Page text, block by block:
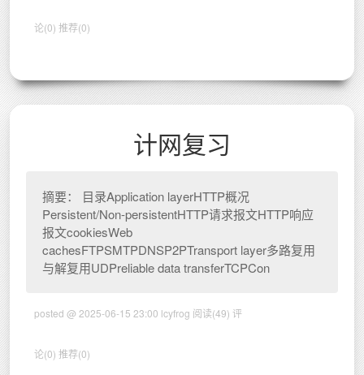
论(0) 推荐(0)
计网复习
摘要： 目录Application layerHTTP概况
Persistent/Non-persistentHTTP请求报文HTTP响应
报文cookiesWeb
cachesFTPSMTPDNSP2PTransport layer多路复用
与解复用UDPreliable data transferTCPCon
posted @ 2025-06-15 23:00 lcyfrog 阅读(49) 评
论(0) 推荐(0)